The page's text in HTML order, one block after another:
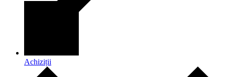
Achiziții